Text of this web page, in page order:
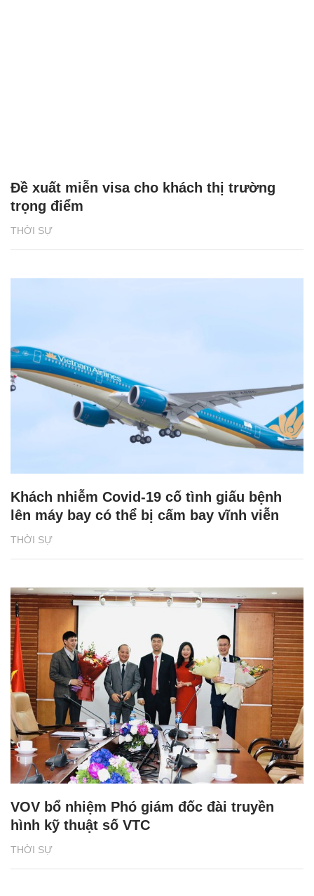
THỜI SỰ
Đề xuất miễn visa cho khách thị trường
trọng điểm
THỜI SỰ
Khách nhiễm Covid-19 cố tình giấu bệnh
lên máy bay có thể bị cấm bay vĩnh viễn
THỜI SỰ
VOV bổ nhiệm Phó giám đốc đài truyền
hình kỹ thuật số VTC